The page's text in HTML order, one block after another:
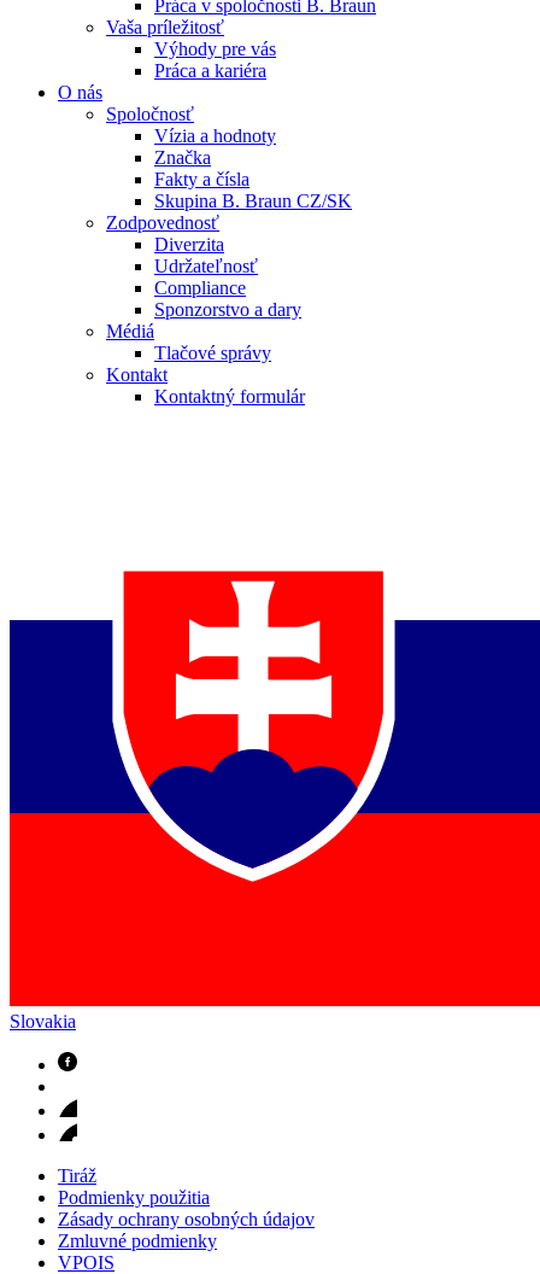
Práca v spoločnosti B. Braun
Vaša príležitosť
Výhody pre vás
Práca a kariéra
O nás
Spoločnosť
Vízia a hodnoty
Značka
Fakty a čísla
Skupina B. Braun CZ/SK
Zodpovednosť
Diverzita
Udržateľnosť
Compliance
Sponzorstvo a dary
Médiá
Tlačové správy
Kontakt
Kontaktný formulár
Slovakia
Tiráž
Podmienky použitia
Zásady ochrany osobných údajov
Zmluvné podmienky
VPOIS